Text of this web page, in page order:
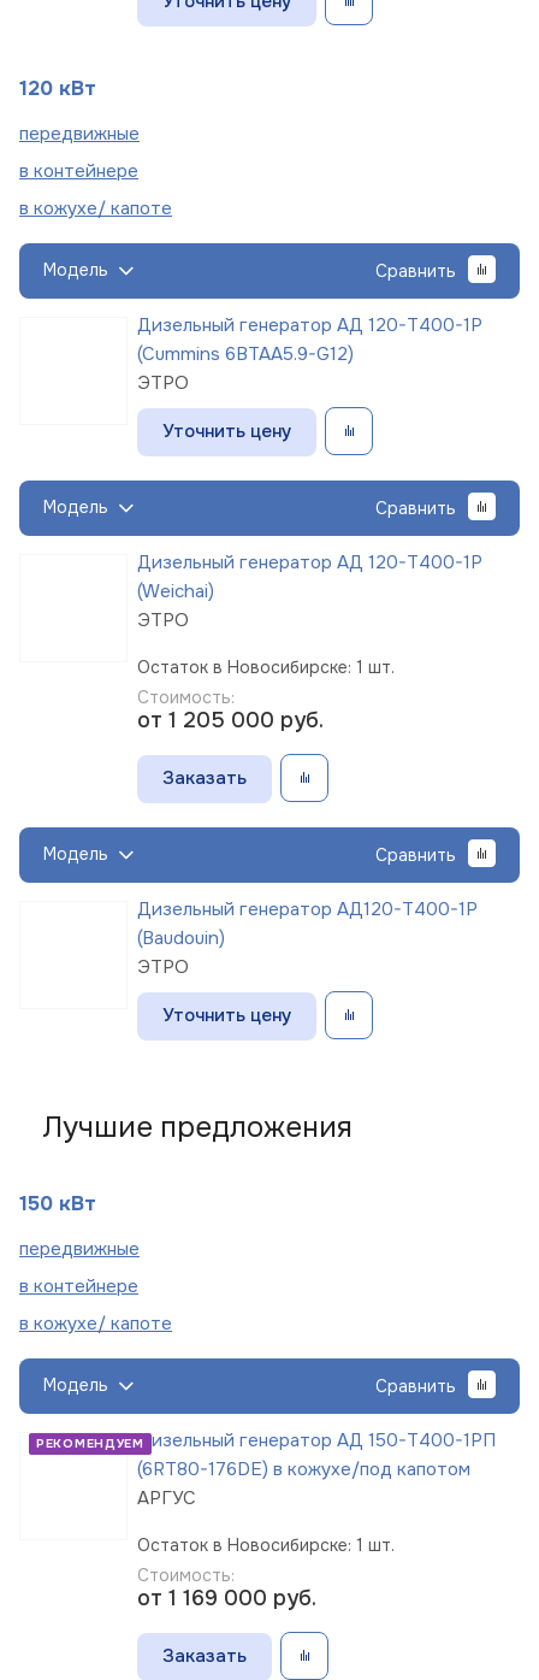
120 кВт
передвижные
в контейнере
в кожухе/ капоте
Модель Сравнить
Дизельный генератор АД 120-Т400-1Р
(Cummins 6BTAA5.9-G12)
ЭТРО
Уточнить цену
Модель Сравнить
Дизельный генератор АД 120-Т400-1Р
(Weichai)
ЭТРО
Остаток в Новосибирске: 1 шт.
Стоимость:
от 1 205 000 руб.
Заказать
Модель Сравнить
Дизельный генератор АД120-Т400-1Р
(Baudouin)
ЭТРО
Уточнить цену
Лучшие предложения
150 кВт
передвижные
в контейнере
в кожухе/ капоте
Модель Сравнить
РЕКОМЕНДУЕМДизельный генератор АД 150-Т400-1РП
(6RT80-176DE) в кожухе/под капотом
АРГУС
Остаток в Новосибирске: 1 шт.
Стоимость:
от 1 169 000 руб.
Заказать